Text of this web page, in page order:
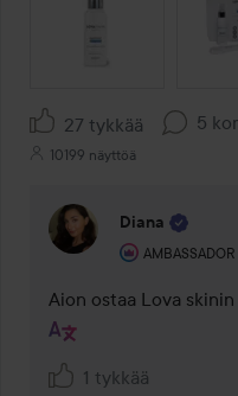
27 tykkää 5
10199 näyttöä
Diana
AMBASSADOR
Käyttäjän
Aion ostaa Lova
1 tykkää